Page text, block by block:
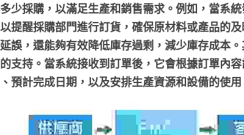
少採購，以滿足生產和銷售需求。例如，當系
提醒採購部門進行訂貨，確保原材料或產品的
誤，還能夠有效降低庫存過剩，減少庫存成本
支持。當系統接收到訂單後，它會根據訂單內
預計完成日期，以及安排生產資源和設備的使用